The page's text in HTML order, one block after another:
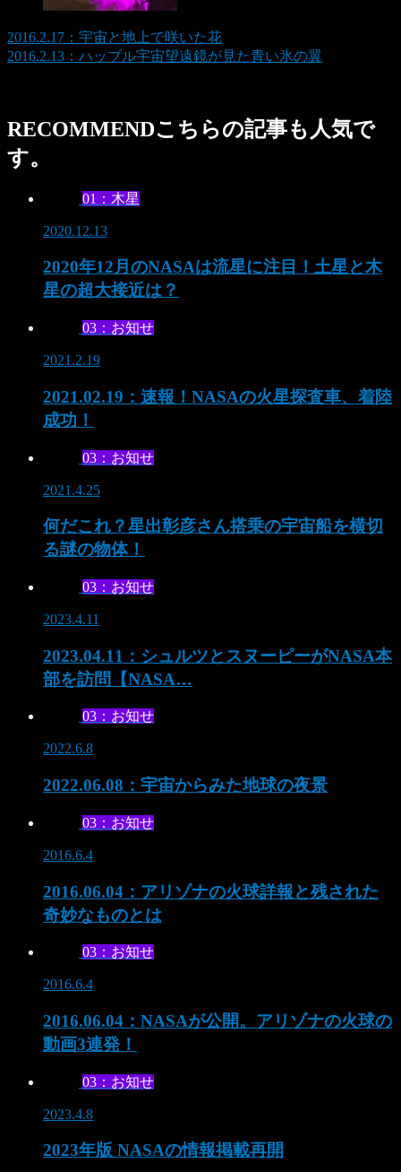
2016.2.17：宇宙と地上で咲いた花
2016.2.13：ハッブル宇宙望遠鏡が見た青い氷の翼
RECOMMENDこちらの記事も人気で
す。
01：木星
2020.12.13
2020年12月のNASAは流星に注目！土星と木
星の超大接近は？
03：お知せ
2021.2.19
2021.02.19：速報！NASAの火星探査車、着陸
成功！
03：お知せ
2021.4.25
何だこれ？星出彰彦さん搭乗の宇宙船を横切
る謎の物体！
03：お知せ
2023.4.11
2023.04.11：シュルツとスヌーピーがNASA本
部を訪問【NASA…
03：お知せ
2022.6.8
2022.06.08：宇宙からみた地球の夜景
03：お知せ
2016.6.4
2016.06.04：アリゾナの火球詳報と残された
奇妙なものとは
03：お知せ
2016.6.4
2016.06.04：NASAが公開。アリゾナの火球の
動画3連発！
03：お知せ
2023.4.8
2023年版 NASAの情報掲載再開